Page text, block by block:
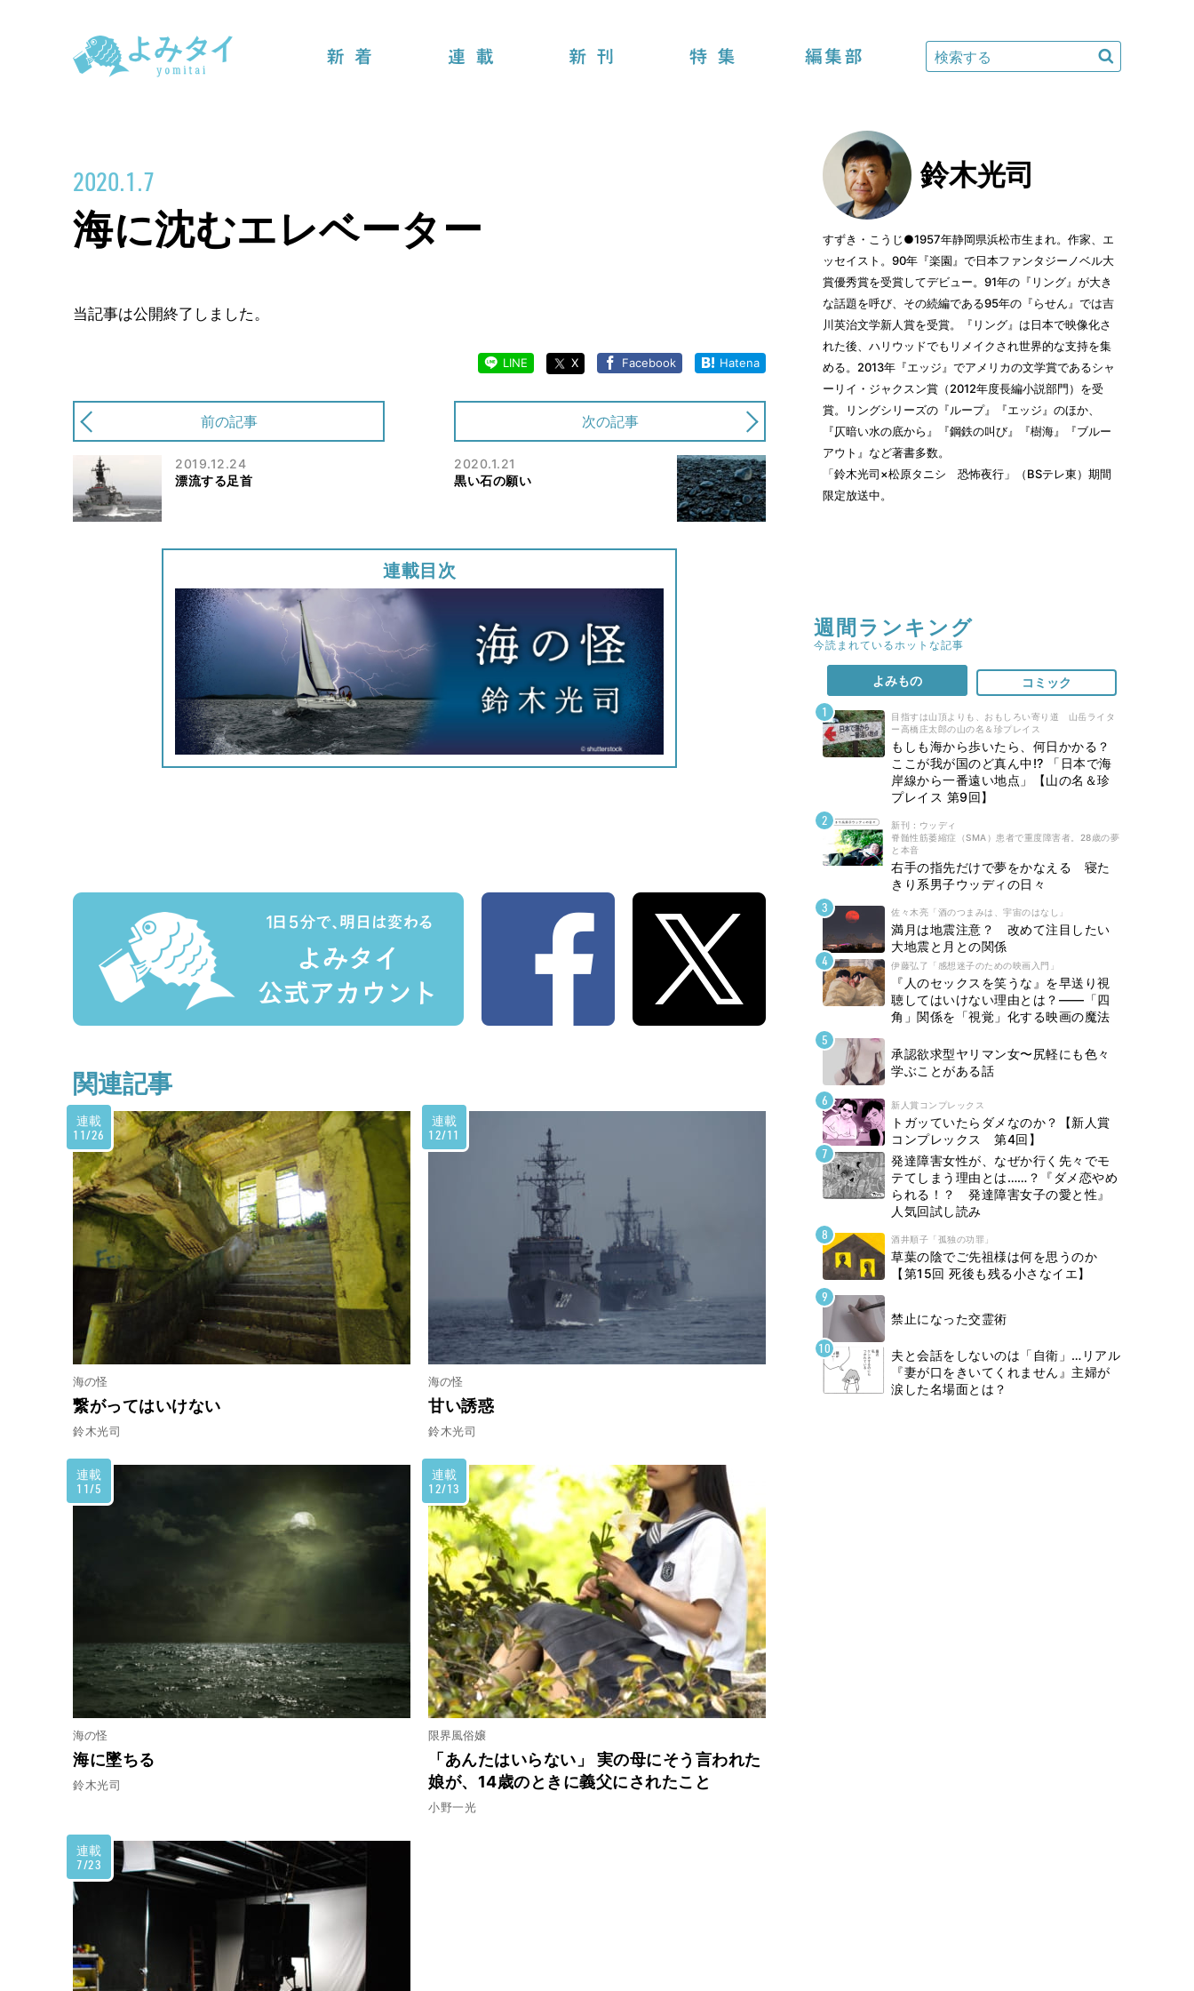
2020.1.7
海に沈むエレベーター
当記事は公開終了しました。
LINE X Facebook Hatena
前の記事
2019.12.24
漂流する足首
次の記事
2020.1.21
黒い石の願い
連載目次
関連記事
連載
11/26
海の怪
繋がってはいけない
鈴木光司
連載
12/11
海の怪
甘い誘惑
鈴木光司
連載
11/5
海の怪
海に墜ちる
鈴木光司
連載
12/13
限界風俗嬢
「あんたはいらない」 実の母にそう言われた
娘が、14歳のときに義父にされたこと
小野一光
連載
7/23
鈴木光司
すずき・こうじ●1957年静岡県浜松市生まれ。作家、エ
ッセイスト。90年『楽園』で日本ファンタジーノベル大
賞優秀賞を受賞してデビュー。91年の『リング』が大き
な話題を呼び、その続編である95年の『らせん』では吉
川英治文学新人賞を受賞。『リング』は日本で映像化さ
れた後、ハリウッドでもリメイクされ世界的な支持を集
める。2013年『エッジ』でアメリカの文学賞であるシャ
ーリイ・ジャクスン賞（2012年度長編小説部門）を受
賞。リングシリーズの『ループ』『エッジ』のほか、
『仄暗い水の底から』『鋼鉄の叫び』『樹海』『ブルー
アウト』など著書多数。
「鈴木光司×松原タニシ 恐怖夜行」
（BSテレ東）期間
限定放送中。
週間ランキング
今読まれているホットな記事
よみもの コミック
目指すは山頂よりも、おもしろい寄り道 山岳ライタ
ー高橋庄太郎の山の名＆珍プレイス
もしも海から歩いたら、何日かかる？
ここが我が国のど真ん中!? 「日本で海
岸線から一番遠い地点」【山の名＆珍
プレイス 第9回】
新刊 : ウッディ
脊髄性筋萎縮症（SMA）患者で重度障害者。28歳の夢
と本音
右手の指先だけで夢をかなえる 寝た
きり系男子ウッディの日々
佐々木亮「酒のつまみは、宇宙のはなし」
満月は地震注意？ 改めて注目したい
大地震と月との関係
伊藤弘了「感想迷子のための映画入門」
『人のセックスを笑うな』を早送り視
聴してはいけない理由とは？――「四
角」関係を「視覚」化する映画の魔法
承認欲求型ヤリマン女〜尻軽にも色々
学ぶことがある話
新人賞コンプレックス
トガッていたらダメなのか？【新人賞
コンプレックス 第4回】
発達障害女性が、なぜか行く先々でモ
テてしまう理由とは……？『ダメ恋やめ
られる！？ 発達障害女子の愛と性』
人気回試し読み
酒井順子「孤独の功罪」
草葉の陰でご先祖様は何を思うのか
【第15回 死後も残る小さなイエ】
禁止になった交霊術
夫と会話をしないのは「自衛」…リアル
『妻が口をきいてくれません』主婦が
涙した名場面とは？